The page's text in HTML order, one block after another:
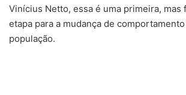
Vinícius Netto, essa é uma primeira, mas
etapa para a mudança de
população.